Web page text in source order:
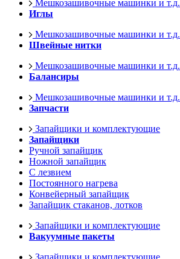
Мешкозашивочные машинки и т.д.
Иглы
Мешкозашивочные машинки и т.д.
Швейные нитки
Мешкозашивочные машинки и т.д.
Балансиры
Мешкозашивочные машинки и т.д.
Запчасти
Запайщики и комплектующие
Запайщики
Ручной запайщик
Ножной запайщик
С лезвием
Постоянного нагрева
Конвейерный запайщик
Запайщик стаканов, лотков
Запайщики и комплектующие
Вакуумные пакеты
Запайщики и комплектующие